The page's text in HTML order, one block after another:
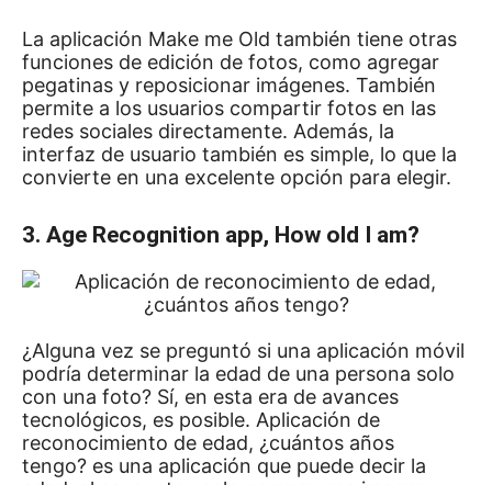
La aplicación Make me Old también tiene otras
funciones de edición de fotos, como agregar
pegatinas y reposicionar imágenes. También
permite a los usuarios compartir fotos en las
redes sociales directamente. Además, la
interfaz de usuario también es simple, lo que la
convierte en una excelente opción para elegir.
3. Age Recognition app, How old I am?
¿Alguna vez se preguntó si una aplicación móvil
podría determinar la edad de una persona solo
con una foto? Sí, en esta era de avances
tecnológicos, es posible. Aplicación de
reconocimiento de edad, ¿cuántos años
tengo? es una aplicación que puede decir la